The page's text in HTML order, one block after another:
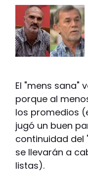
El "mens sana"
porque al
los promedios
jugó un buen
continuidad del
se llevarán a
listas).